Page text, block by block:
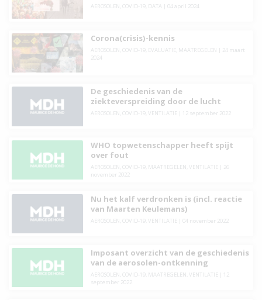
AEROSOLEN COVID-19, DATA 04 april 2024
Corona(crisis)-kennis
AEROSOLEN COVID-19, EVALUATIE MAATREGELEN
24 maart
2024
De geschiedenis van de
ziekteverspreiding door de lucht
AEROSOLEN COVID-19, VENTILATIE 12 september 2022
WHO topwetenschapper heeft spijt
over fout
AEROSOLEN COVID-19, MAATREGELEN VENTILATIE
26
november 2022
Nu het kalf verdronken is (incl. reactie
van Maarten Keulemans)
AEROSOLEN COVID-19, VENTILATIE 04 november 2022
Imposant overzicht van de geschiedenis
van de aerosolen-ontkenning
AEROSOLEN COVID-19, MAATREGELEN VENTILATIE
12
september 2022